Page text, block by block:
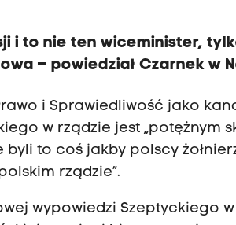
i to nie ten wiceminister,
– powiedział Czarnek w
i Sprawiedliwość jako
w rządzie jest „potężnym
to coś jakby polscy
rządzie”.
wypowiedzi Szeptyckiego w